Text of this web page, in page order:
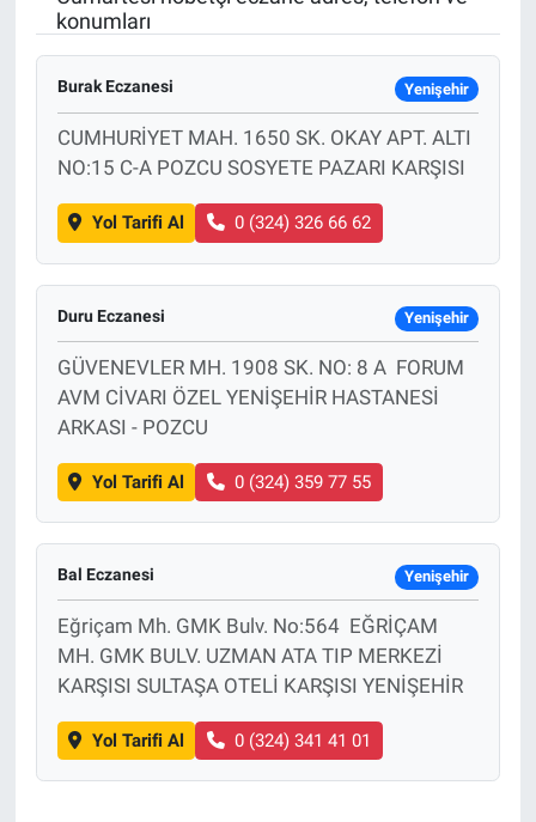
konumları
Burak Eczanesi Yenişehir
CUMHURİYET MAH. 1650 SK. OKAY APT. ALTI
NO:15 C-A POZCU SOSYETE PAZARI KARŞISI
Yol Tarifi Al 0 (324) 326 66 62
Duru Eczanesi Yenişehir
GÜVENEVLER MH. 1908 SK. NO: 8 A FORUM
AVM CİVARI ÖZEL YENİŞEHİR HASTANESİ
ARKASI - POZCU
Yol Tarifi Al 0 (324) 359 77 55
Bal Eczanesi Yenişehir
Eğriçam Mh. GMK Bulv. No:564 EĞRİÇAM
MH. GMK BULV. UZMAN ATA TIP MERKEZİ
KARŞISI SULTAŞA OTELİ KARŞISI YENİŞEHİR
Yol Tarifi Al 0 (324) 341 41 01
Teknoloji
Tv Medya